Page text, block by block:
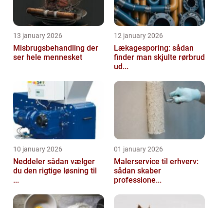
13 january 2026
Misbrugsbehandling der
ser hele mennesket
12 january 2026
Lækagesporing: sådan
finder man skjulte rørbrud
ud...
10 january 2026
Neddeler sådan vælger
du den rigtige løsning til
...
01 january 2026
Malerservice til erhverv:
sådan skaber
professione...